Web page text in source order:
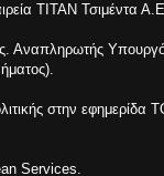
ΤΙΤΑΝ Τσιμέντα
Αναπληρωτής
στην
Services.